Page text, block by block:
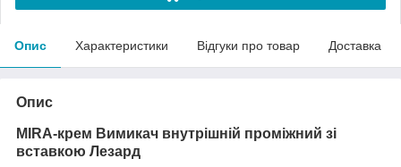
Опис Характеристики Відгуки про товар Доставка
Опис
MIRA-крем Вимикач внутрішній проміжний зі
вставкою Лезард